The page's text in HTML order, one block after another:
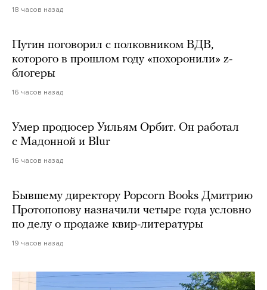
18 часов назад
Путин поговорил с полковником ВДВ,
которого в прошлом году «похоронили» z-
блогеры
16 часов назад
Умер продюсер Уильям Орбит. Он работал
с Мадонной и Blur
16 часов назад
Бывшему директору Popcorn Books Дмитрию
Протопопову назначили четыре года условно
по делу о продаже квир-литературы
19 часов назад